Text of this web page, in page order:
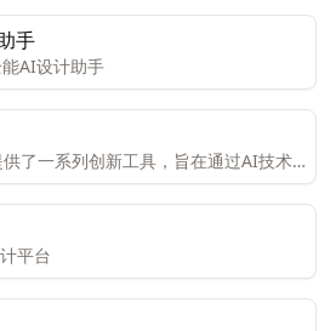
手
AI设计助手
了一系列创新工具，旨在通过AI技术
量。从设计规范的自动生成到设计灵感
图片增强和3D图标的自动生成，
计师提供了一个全面的辅助平台，以
团队协作的优化。
平台